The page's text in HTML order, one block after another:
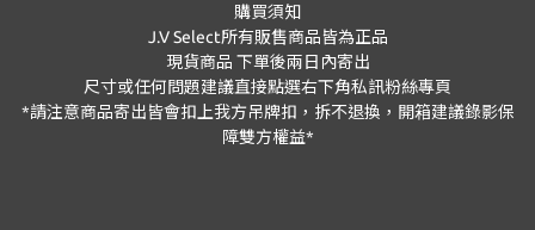
購買須知
J.V Select所有販售商品皆為正品
現貨商品 下單後兩日內寄出
尺寸或任何問題建議直接點選右下角私訊粉絲專頁
*請注意商品寄出皆會扣上我方吊牌扣，拆不退換，開箱建議錄影保
障雙方權益*